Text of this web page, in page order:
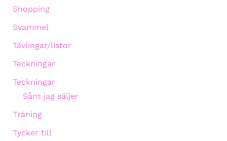
Shopping
Svammel
Tävlingar/listor
Teckningar
Teckningar
Sånt jag säljer
Träning
Tycker till